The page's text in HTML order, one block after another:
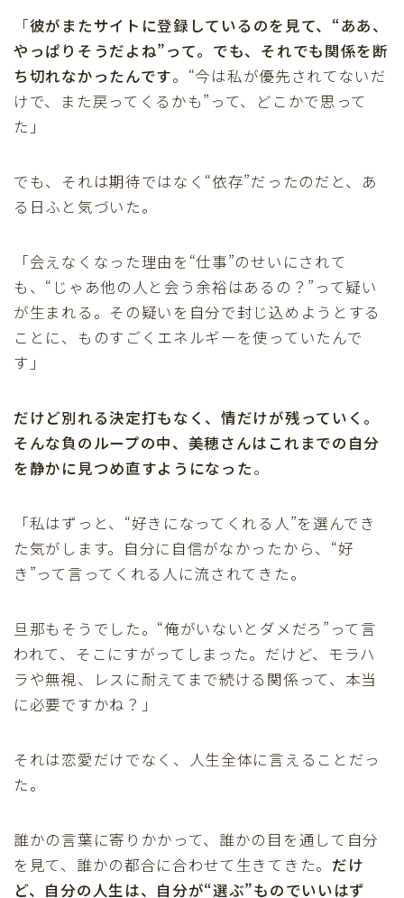
「彼がまたサイトに登録しているのを見て、“ああ、
やっぱりそうだよね”って。でも、それでも関係を断
ち切れなかったんです。“今は私が優先されてないだ
けで、また戻ってくるかも”って、どこかで思って
た」
でも、それは期待ではなく“依存”だったのだと、あ
る日ふと気づいた。
「会えなくなった理由を“仕事”のせいにされて
も、“じゃあ他の人と会う余裕はあるの？”って疑い
が生まれる。その疑いを自分で封じ込めようとする
ことに、ものすごくエネルギーを使っていたんで
す」
だけど別れる決定打もなく、情だけが残っていく。
そんな負のループの中、美穂さんはこれまでの自分
を静かに見つめ直すようになった。
「私はずっと、“好きになってくれる人”を選んでき
た気がします。自分に自信がなかったから、“好
き”って言ってくれる人に流されてきた。
旦那もそうでした。“俺がいないとダメだろ”って言
われて、そこにすがってしまった。だけど、モラハ
ラや無視、レスに耐えてまで続ける関係って、本当
に必要ですかね？」
それは恋愛だけでなく、人生全体に言えることだっ
た。
誰かの言葉に寄りかかって、誰かの目を通して自分
を見て、誰かの都合に合わせて生きてきた。 だけ
ど、自分の人生は、自分が“選ぶ”ものでいいはず